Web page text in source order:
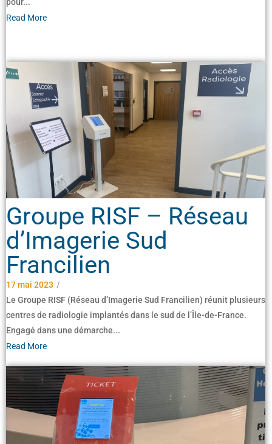
Read More
Groupe RISF – Réseau
d’Imagerie Sud
Francilien
17 mai 2023 /
Le Groupe RISF (Réseau d’Imagerie Sud Francilien) réunit plusieurs
centres de radiologie implantés dans le sud de l’Île-de-France.
Engagé dans une démarche...
Read More